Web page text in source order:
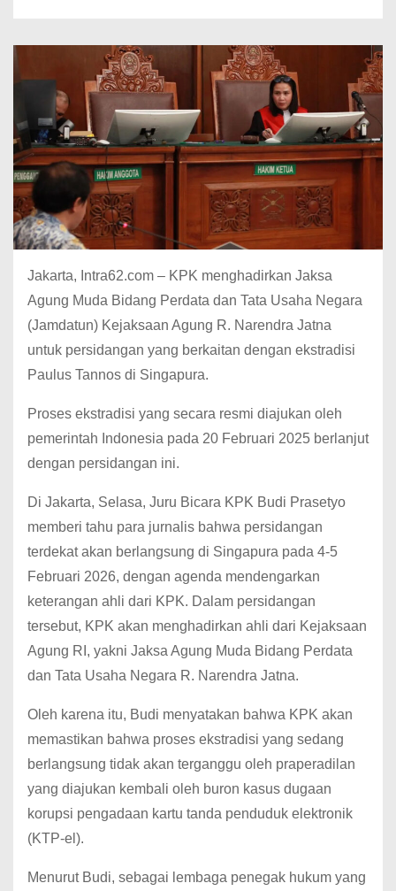
Jakarta, Intra62.com – KPK menghadirkan Jaksa
Agung Muda Bidang Perdata dan Tata Usaha Negara
(Jamdatun) Kejaksaan Agung R. Narendra Jatna
untuk persidangan yang berkaitan dengan ekstradisi
Paulus Tannos di Singapura.
Proses ekstradisi yang secara resmi diajukan oleh
pemerintah Indonesia pada 20 Februari 2025 berlanjut
dengan persidangan ini.
Di Jakarta, Selasa, Juru Bicara KPK Budi Prasetyo
memberi tahu para jurnalis bahwa persidangan
terdekat akan berlangsung di Singapura pada 4-5
Februari 2026, dengan agenda mendengarkan
keterangan ahli dari KPK. Dalam persidangan
tersebut, KPK akan menghadirkan ahli dari Kejaksaan
Agung RI, yakni Jaksa Agung Muda Bidang Perdata
dan Tata Usaha Negara R. Narendra Jatna.
Oleh karena itu, Budi menyatakan bahwa KPK akan
memastikan bahwa proses ekstradisi yang sedang
berlangsung tidak akan terganggu oleh praperadilan
yang diajukan kembali oleh buron kasus dugaan
korupsi pengadaan kartu tanda penduduk elektronik
(KTP-el).
Menurut Budi, sebagai lembaga penegak hukum yang